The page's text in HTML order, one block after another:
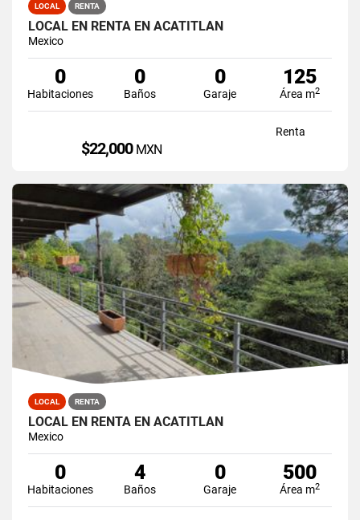
LOCAL RENTA
LOCAL EN RENTA EN ACATITLAN
Mexico
0
Habitaciones
0
Baños
0
Garaje
125
Área m2
Renta
$22,000 MXN
LOCAL RENTA
LOCAL EN RENTA EN ACATITLAN
Mexico
0
Habitaciones
4
Baños
0
Garaje
500
Área m2